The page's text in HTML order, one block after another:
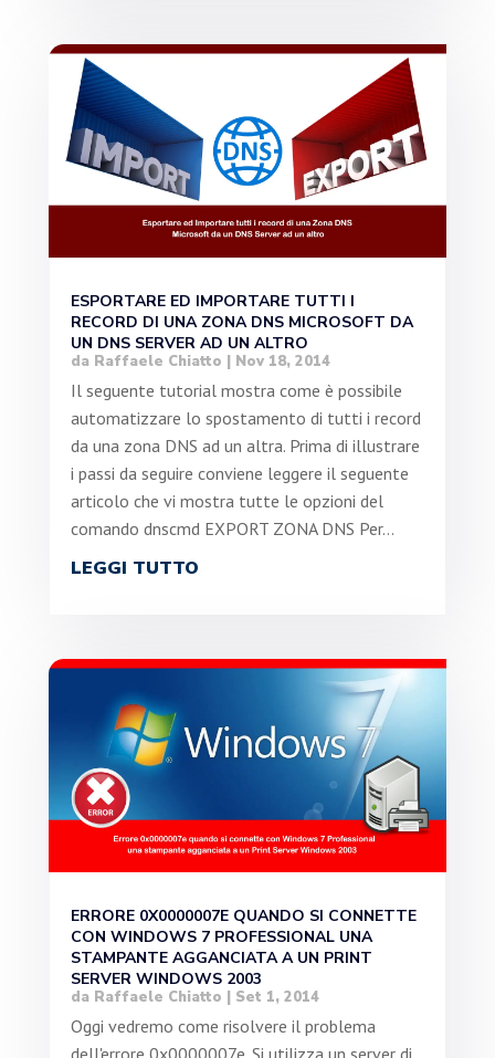
ESPORTARE ED IMPORTARE TUTTI I
RECORD DI UNA ZONA DNS MICROSOFT DA
UN DNS SERVER AD UN ALTRO
da Raffaele Chiatto | Nov 18, 2014
Il seguente tutorial mostra come è possibile
automatizzare lo spostamento di tutti i record
da una zona DNS ad un altra. Prima di illustrare
i passi da seguire conviene leggere il seguente
articolo che vi mostra tutte le opzioni del
comando dnscmd EXPORT ZONA DNS Per...
LEGGI TUTTO
ERRORE 0X0000007E QUANDO SI CONNETTE
CON WINDOWS 7 PROFESSIONAL UNA
STAMPANTE AGGANCIATA A UN PRINT
SERVER WINDOWS 2003
da Raffaele Chiatto | Set 1, 2014
Oggi vedremo come risolvere il problema
dell'errore 0x0000007e. Si utilizza un server di